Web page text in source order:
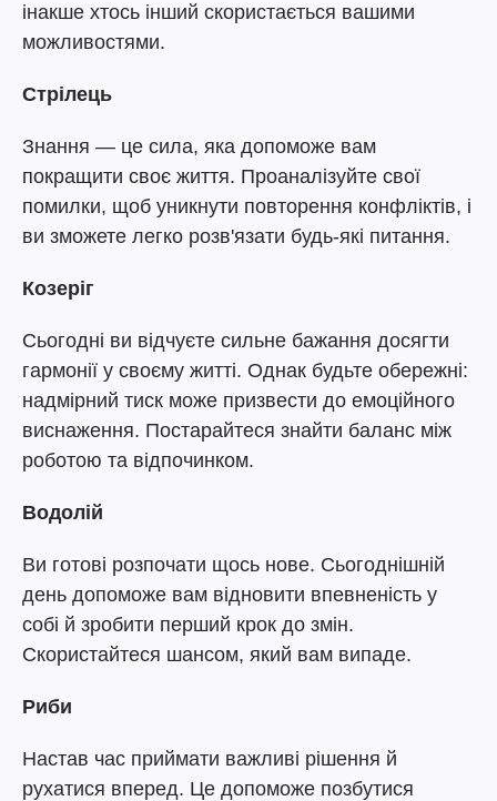
інакше хтось інший скористається вашими
можливостями.
Стрілець
Знання — це сила, яка допоможе вам
покращити своє життя. Проаналізуйте свої
помилки, щоб уникнути повторення конфліктів, і
ви зможете легко розв'язати будь-які питання.
Козеріг
Сьогодні ви відчуєте сильне бажання досягти
гармонії у своєму житті. Однак будьте обережні:
надмірний тиск може призвести до емоційного
виснаження. Постарайтеся знайти баланс між
роботою та відпочинком.
Водолій
Ви готові розпочати щось нове. Сьогоднішній
день допоможе вам відновити впевненість у
собі й зробити перший крок до змін.
Скористайтеся шансом, який вам випаде.
Риби
Настав час приймати важливі рішення й
рухатися вперед. Це допоможе позбутися